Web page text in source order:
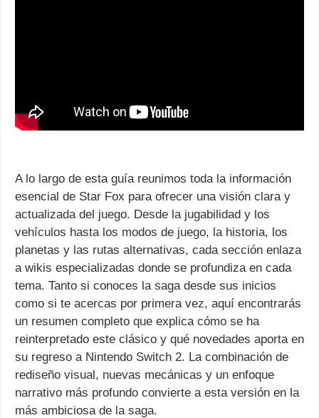
A lo largo de esta guía reunimos toda la información
esencial de Star Fox para ofrecer una visión clara y
actualizada del juego. Desde la jugabilidad y los
vehículos hasta los modos de juego, la historia, los
planetas y las rutas alternativas, cada sección enlaza
a wikis especializadas donde se profundiza en cada
tema. Tanto si conoces la saga desde sus inicios
como si te acercas por primera vez, aquí encontrarás
un resumen completo que explica cómo se ha
reinterpretado este clásico y qué novedades aporta en
su regreso a Nintendo Switch 2. La combinación de
rediseño visual, nuevas mecánicas y un enfoque
narrativo más profundo convierte a esta versión en la
más ambiciosa de la saga.